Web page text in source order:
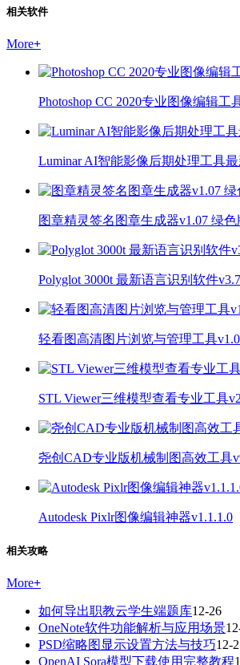
相关软件
More+
Photoshop CC 2020专业图像编辑工
Luminar AI智能影像后期处理工具最
图章精灵签名图章生成器v1.07 绿色
Polyglot 3000t 最新语言识别软件
轻看图高清图片浏览与管理工具
STL Viewer三维模型查看专业工具
尧创CAD专业版机械制图高效工具
Autodesk Pixlr图像编辑神器v1.1.1.0
相关攻略
More+
如何导出职教云学生端题库12-26
OneNote软件功能解析与应用场景
PSD缩略图显示设置方法与技巧12-
OpenAI Sora模型下载使用完整教程